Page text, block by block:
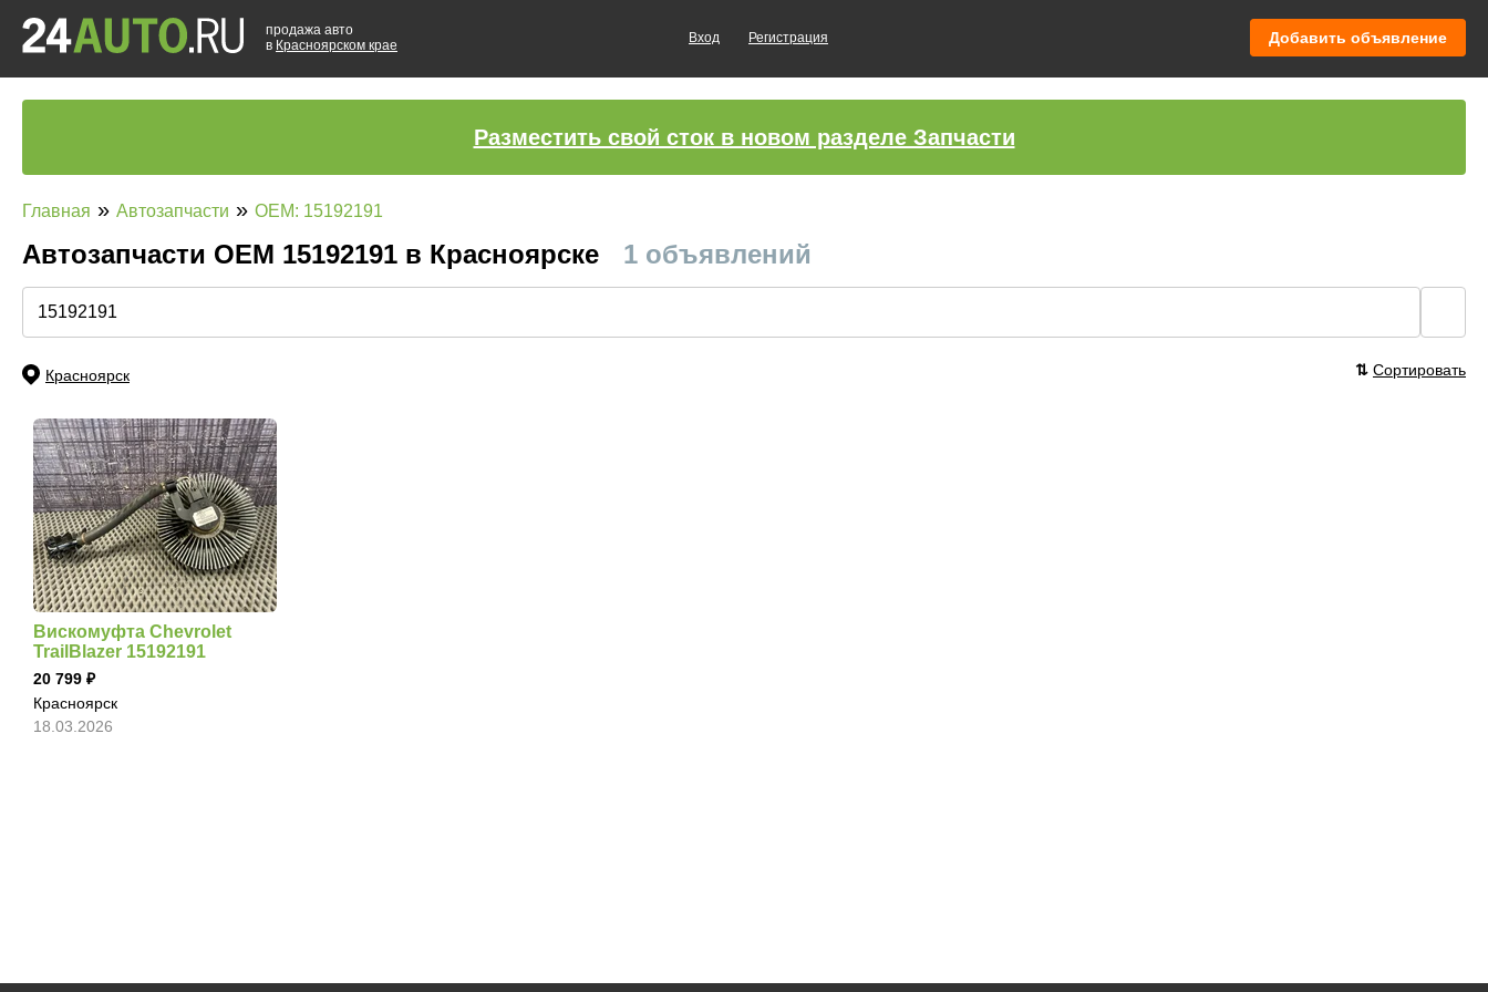
продажа авто
в Красноярском крае
Вход Регистрация Добавить объявление
Разместить свой сток в новом разделе Запчасти
Главная » Автозапчасти » OEM: 15192191
Автозапчасти ОЕМ 15192191 в Красноярске 1 объявлений
Красноярск ⇅ Сортировать
Вискомуфта Chevrolet
TrailBlazer 15192191
20 799
Красноярск
18.03.2026